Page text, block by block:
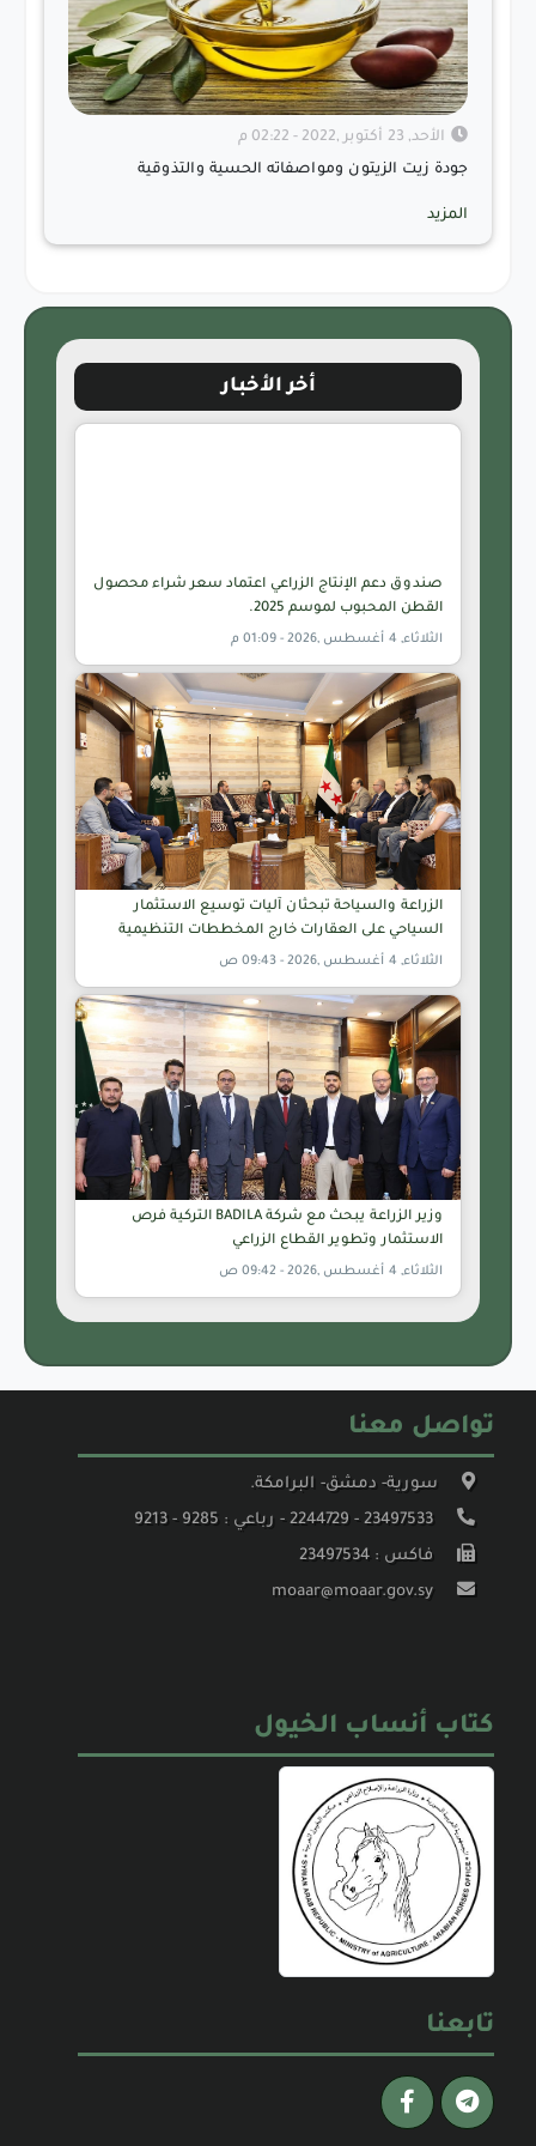
الأحد, 23 أكتوبر ,2022 - 02:22 م
جودة زيت الزيتون ومواصفاته الحسية والتذوقية
المزيد
أخر الأخبار
صندوق دعم الإنتاج الزراعي اعتماد سعر شراء محصول
القطن المحبوب لموسم 2025.
الثلاثاء, 4 أغسطس ,2026 - 01:09 م
الزراعة والسياحة تبحثان آليات توسيع الاستثمار
السياحي على العقارات خارج المخططات التنظيمية
الثلاثاء, 4 أغسطس ,2026 - 09:43 ص
وزير الزراعة يبحث مع شركة BADILA التركية فرص
الاستثمار وتطوير القطاع الزراعي
الثلاثاء, 4 أغسطس ,2026 - 09:42 ص
تواصل معنا
سورية- دمشق- البرامكة.
فاكس : 23497534
كتاب أنساب الخيول
تابعنا